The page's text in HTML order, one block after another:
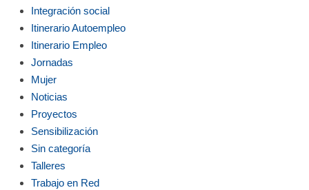
Integración social
Itinerario Autoempleo
Itinerario Empleo
Jornadas
Mujer
Noticias
Proyectos
Sensibilización
Sin categoría
Talleres
Trabajo en Red